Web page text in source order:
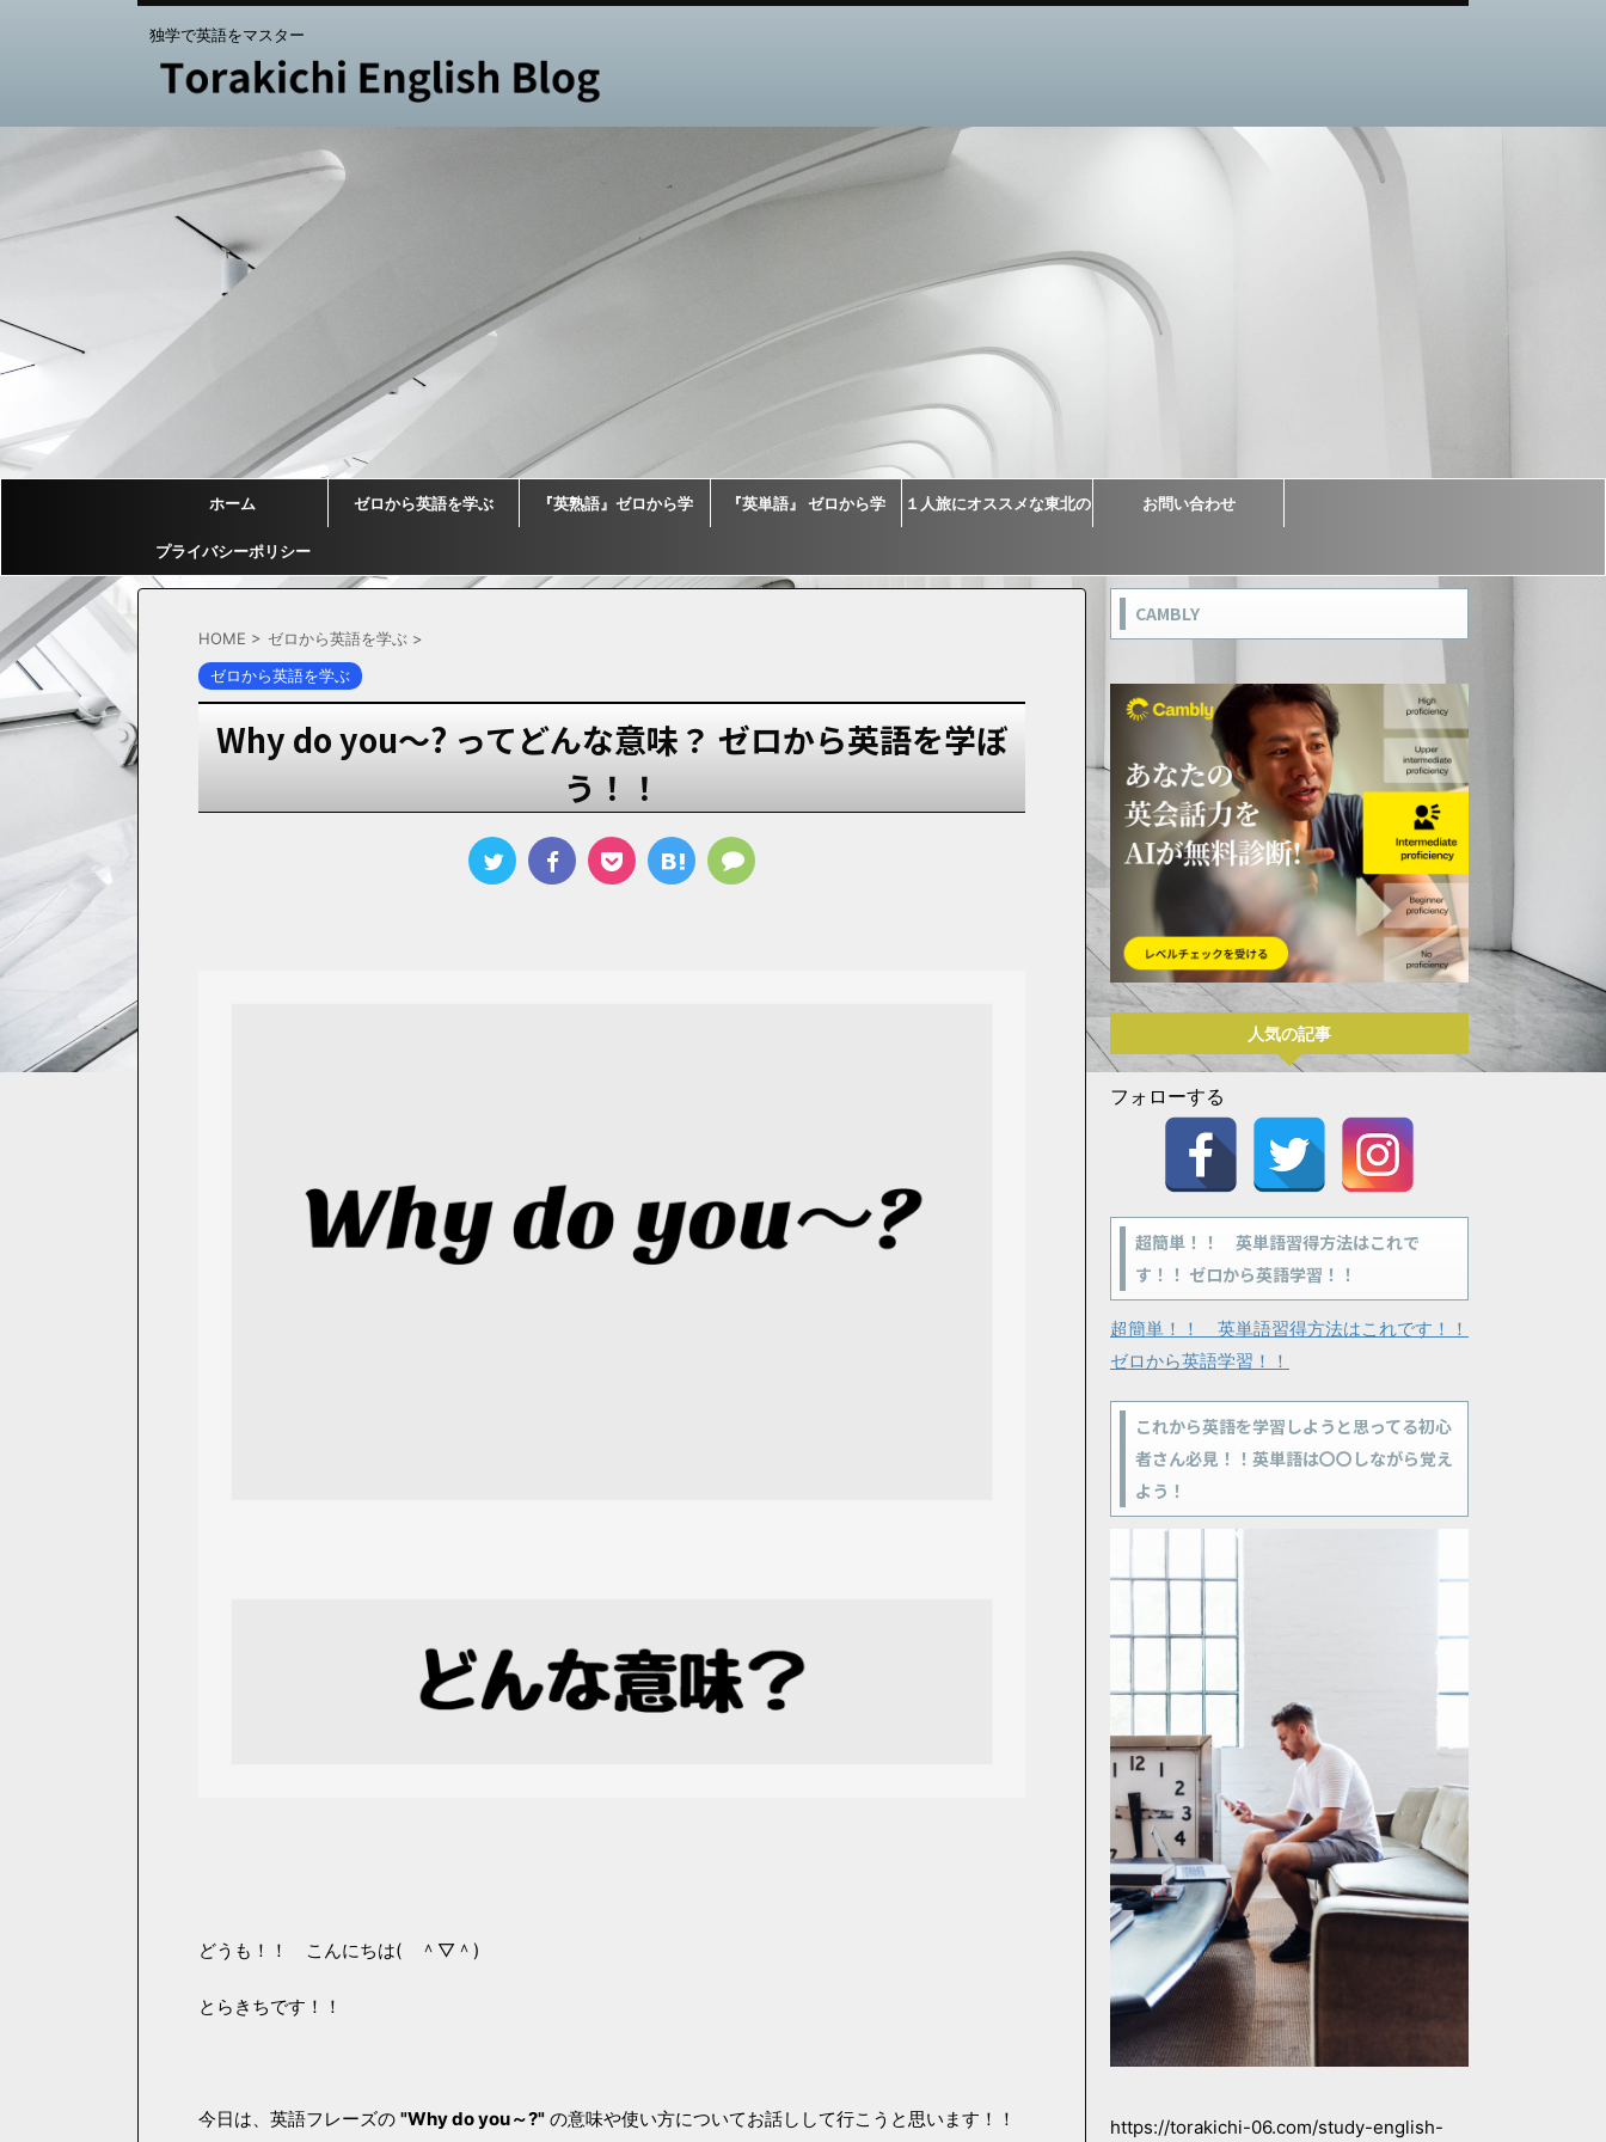
独学で英語をマスター
ホーム ゼロから英語を学ぶ 『英熟語』ゼロから学 『英単語』 ゼロから学 １人旅にオススメな東北の お問い合わせ
プライバシーポリシー
HOME > ゼロから英語を学ぶ >
ゼロから英語を学ぶ
Why do you～? ってどんな意味？ ゼロから英語を学ぼ
う！！
どうも！！ こんにちは( ＾▽＾)
とらきちです！！
今日は、英語フレーズの "Why do you～?" の意味や使い方についてお話しして行こうと思います！！
CAMBLY
人気の記事
フォローする
超簡単！！ 英単語習得方法はこれで
す！！ ゼロから英語学習！！
超簡単！！ 英単語習得方法はこれです！！
ゼロから英語学習！！
これから英語を学習しようと思ってる初心
者さん必見！！英単語は〇〇しながら覚え
よう！
https://torakichi-06.com/study-english-